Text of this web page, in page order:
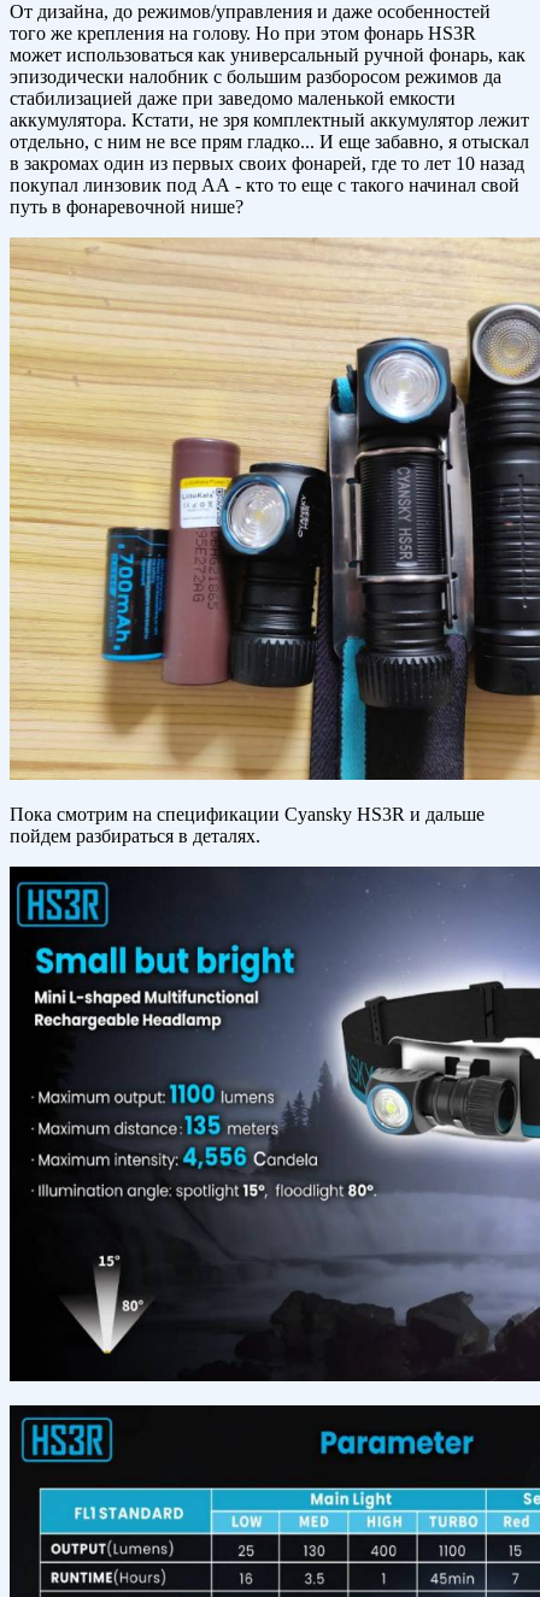
От дизайна, до режимов/управления и даже особенностей
того же крепления на голову. Но при этом фонарь HS3R
может использоваться как универсальный ручной фонарь, как
эпизодически налобник с большим разборосом режимов да
стабилизацией даже при заведомо маленькой емкости
аккумулятора. Кстати, не зря комплектный аккумулятор лежит
отдельно, с ним не все прям гладко... И еще забавно, я отыскал
в закромах один из первых своих фонарей, где то лет 10 назад
покупал линзовик под АА - кто то еще с такого начинал свой
путь в фонаревочной нише?
Пока смотрим на спецификации Cyansky HS3R и дальше
пойдем разбираться в деталях.